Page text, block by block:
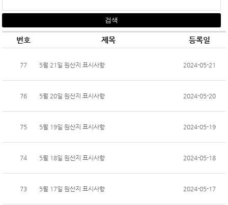
번호 제목 등록일
77 5월 21일 원산지 표시사항 2024-05-21
76 5월 20일 원산지 표시사항 2024-05-20
75 5월 19일 원산지 표시사항 2024-05-19
74 5월 18일 원산지 표시사항 2024-05-18
73 5월 17일 원산지 표시사항 2024-05-17